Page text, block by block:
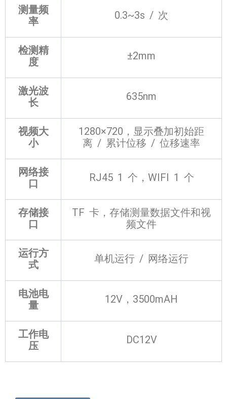
测量频
率
0.3~3s / 次
检测精
度
±2mm
激光波
长
635nm
视频大
小
1280×720，显示叠加初始距
离 / 累计位移 / 位移速率
网络接
口
RJ45 1 个，WIFI 1 个
存储接
口
TF 卡，存储测量数据文件和视
频文件
运行方
式
单机运行 / 网络运行
电池电
量
12V，3500mAH
工作电
压
DC12V